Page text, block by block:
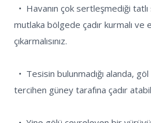
mutlaka bölgede çadır kurmalı ve
çıkarmalısınız.
tercihen güney tarafına çadır